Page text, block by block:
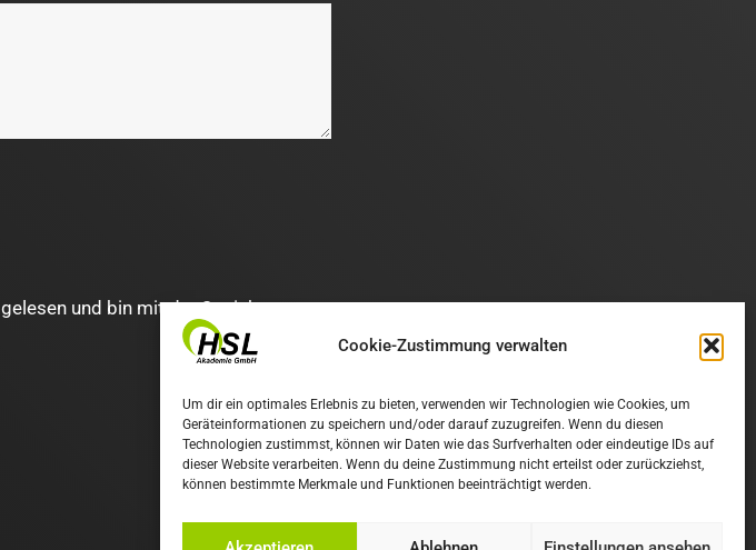
Cookie-Zustimmung verwalten
Um dir ein optimales Erlebnis zu bieten, verwenden wir Technologien wie Cookies, um
Geräteinformationen zu speichern und/oder darauf zuzugreifen. Wenn du diesen
Technologien zustimmst, können wir Daten wie das Surfverhalten oder eindeutige IDs auf
dieser Website verarbeiten. Wenn du deine Zustimmung nicht erteilst oder zurückziehst,
können bestimmte Merkmale und Funktionen beeinträchtigt werden.
gelesen und bin mit der Speicherung